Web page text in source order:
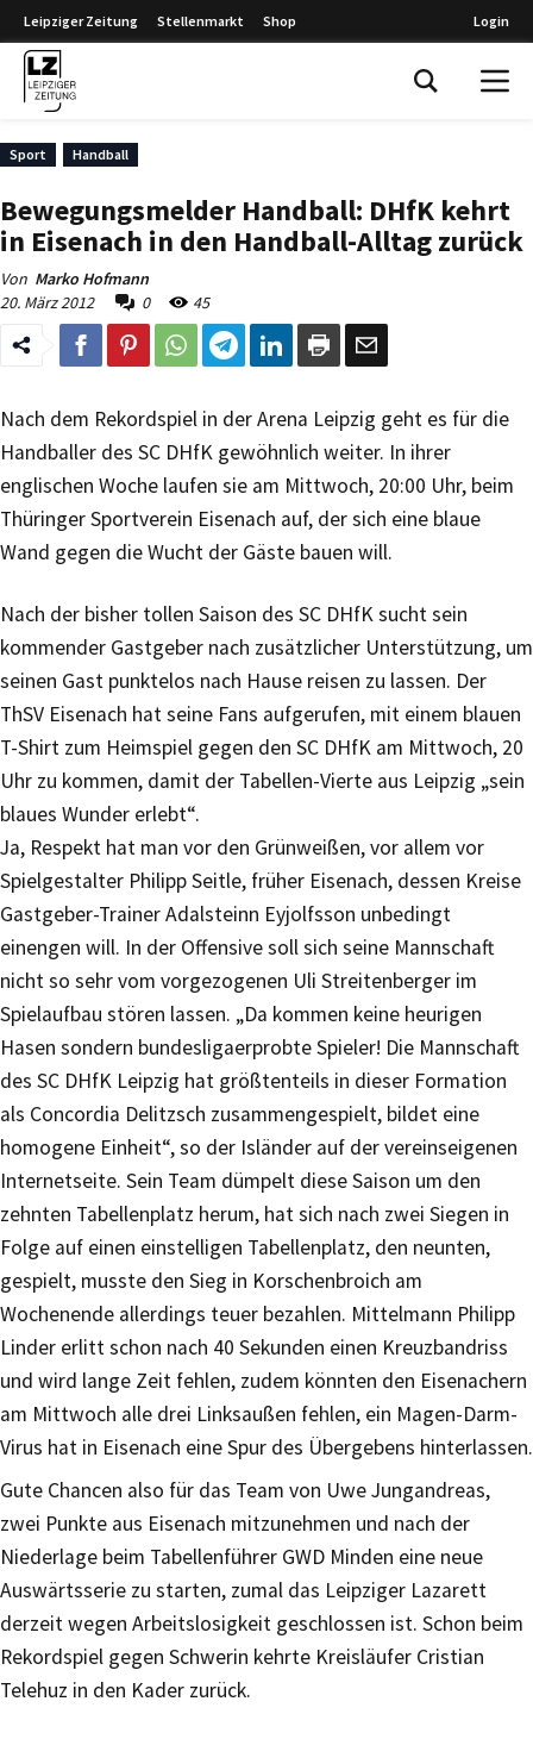
Leipziger Zeitung Stellenmarkt Shop Login
Sport Handball
Bewegungsmelder Handball: DHfK kehrt
in Eisenach in den Handball-Alltag zurück
Von Marko Hofmann
20. März 2012
0 45
Nach dem Rekordspiel in der Arena Leipzig geht es für die
Handballer des SC DHfK gewöhnlich weiter. In ihrer
englischen Woche laufen sie am Mittwoch, 20:00 Uhr, beim
Thüringer Sportverein Eisenach auf, der sich eine blaue
Wand gegen die Wucht der Gäste bauen will.
Nach der bisher tollen Saison des SC DHfK sucht sein
kommender Gastgeber nach zusätzlicher Unterstützung, um
seinen Gast punktelos nach Hause reisen zu lassen. Der
ThSV Eisenach hat seine Fans aufgerufen, mit einem blauen
T-Shirt zum Heimspiel gegen den SC DHfK am Mittwoch, 20
Uhr zu kommen, damit der Tabellen-Vierte aus Leipzig „sein
blaues Wunder erlebt“.
Ja, Respekt hat man vor den Grünweißen, vor allem vor
Spielgestalter Philipp Seitle, früher Eisenach, dessen Kreise
Gastgeber-Trainer Adalsteinn Eyjolfsson unbedingt
einengen will. In der Offensive soll sich seine Mannschaft
nicht so sehr vom vorgezogenen Uli Streitenberger im
Spielaufbau stören lassen. „Da kommen keine heurigen
Hasen sondern bundesligaerprobte Spieler! Die Mannschaft
des SC DHfK Leipzig hat größtenteils in dieser Formation
als Concordia Delitzsch zusammengespielt, bildet eine
homogene Einheit“, so der Isländer auf der vereinseigenen
Internetseite. Sein Team dümpelt diese Saison um den
zehnten Tabellenplatz herum, hat sich nach zwei Siegen in
Folge auf einen einstelligen Tabellenplatz, den neunten,
gespielt, musste den Sieg in Korschenbroich am
Wochenende allerdings teuer bezahlen. Mittelmann Philipp
Linder erlitt schon nach 40 Sekunden einen Kreuzbandriss
und wird lange Zeit fehlen, zudem könnten den Eisenachern
am Mittwoch alle drei Linksaußen fehlen, ein Magen-Darm-
Virus hat in Eisenach eine Spur des Übergebens hinterlassen.
Gute Chancen also für das Team von Uwe Jungandreas,
zwei Punkte aus Eisenach mitzunehmen und nach der
Niederlage beim Tabellenführer GWD Minden eine neue
Auswärtsserie zu starten, zumal das Leipziger Lazarett
derzeit wegen Arbeitslosigkeit geschlossen ist. Schon beim
Rekordspiel gegen Schwerin kehrte Kreisläufer Cristian
Telehuz in den Kader zurück.